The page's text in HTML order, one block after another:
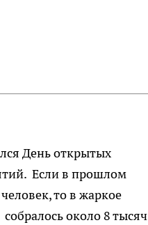
День открытых
Если в прошлом
то в жаркое
около 8 тысяч